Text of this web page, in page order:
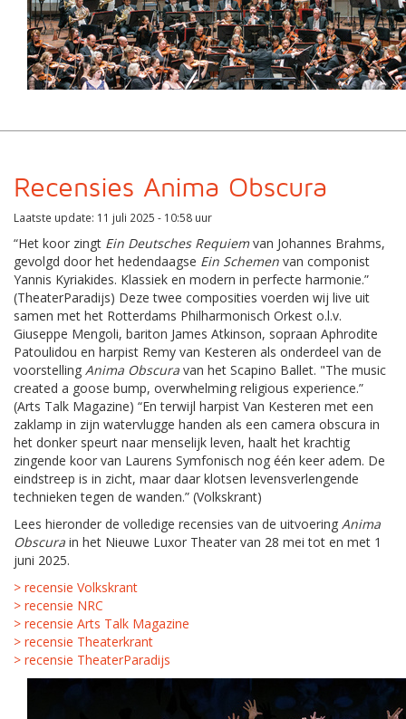
Recensies Anima Obscura
Laatste update: 11 juli 2025 - 10:58 uur
“Het koor zingt Ein Deutsches Requiemvan Johannes Brahms,
gevolgd door het hedendaagse Ein Schemen van componist
Yannis Kyriakides. Klassiek en modern in perfecte harmonie.”
(TheaterParadijs) Deze twee composities voerden wij live uit
samen met het Rotterdams Philharmonisch Orkest o.l.v.
Giuseppe Mengoli, bariton James Atkinson, sopraan Aphrodite
Patoulidou en harpist Remy van Kesteren als onderdeel van de
voorstelling Anima Obscura van het Scapino Ballet. "The music
created a goose bump, overwhelming religious experience.”
(Arts Talk Magazine) “En terwijl harpist Van Kesteren met een
zaklamp in zijn watervlugge handen als een camera obscura in
het donker speurt naar menselijk leven, haalt het krachtig
zingende koor van Laurens Symfonisch nog één keer adem. De
eindstreep is in zicht, maar daar klotsen levensverlengende
technieken tegen de wanden.” (Volkskrant)
Lees hieronder de volledige recensies van de uitvoering Anima
Obscura in het Nieuwe Luxor Theater van 28 mei tot en met 1
juni 2025.
> recensie Volkskrant
> recensie NRC
> recensie Arts Talk Magazine
> recensie Theaterkrant
> recensie TheaterParadijs